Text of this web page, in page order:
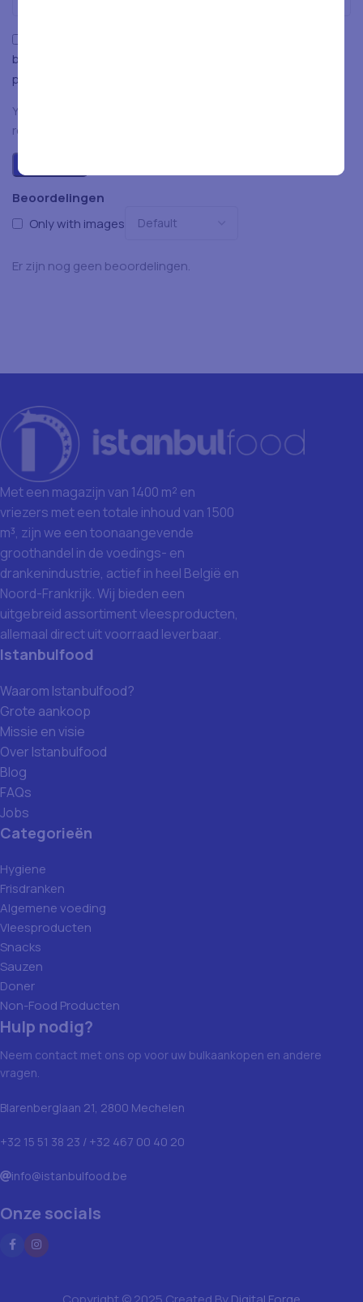
Beoordelingen
Only with images
Er zijn nog geen beoordelingen.
browser voor de volgende keer wanneer ik een reactie
plaats.
You have to be logged in to be able to add photos to your
review.
Met een magazijn van 1400 m² en
vriezers met een totale inhoud van 1500
m³, zijn we een toonaangevende
groothandel in de voedings- en
drankenindustrie, actief in heel België en
Noord-Frankrijk. Wij bieden een
uitgebreid assortiment vleesproducten,
allemaal direct uit voorraad leverbaar.
Istanbulfood
Waarom Istanbulfood?
Grote aankoop
Missie en visie
Over Istanbulfood
Blog
FAQs
Jobs
Categorieën
Hygiene
Frisdranken
Algemene voeding
Vleesproducten
Snacks
Sauzen
Doner
Non-Food Producten
Hulp nodig?
Neem contact met ons op voor uw bulkaankopen en andere
vragen.
Blarenberglaan 21, 2800 Mechelen
+32 15 51 38 23 / +32 467 00 40 20
info@istanbulfood.be
Onze socials